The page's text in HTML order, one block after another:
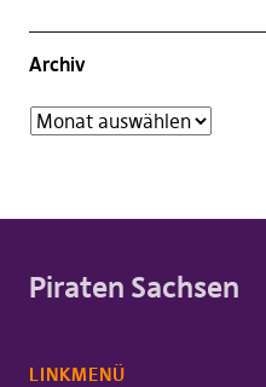
Archiv
Piraten Sachsen
LINKMENÜ